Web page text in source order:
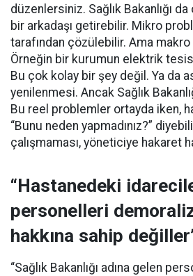
düzenlersiniz. Sağlık Bakanlığı
bir arkadaşı getirebilir. Mikro
tarafından çözülebilir. Ama
Örneğin bir kurumun elektrik
Bu çok kolay bir şey değil. Ya da
yenilenmesi. Ancak Sağlık
Bu reel problemler ortayda iken,
“Bunu neden yapmadınız?”
çalışmaması, yöneticiye hakaret
“Hastanedeki
personelleri
hakkına sahip
“Sağlık Bakanlığı adına gelen